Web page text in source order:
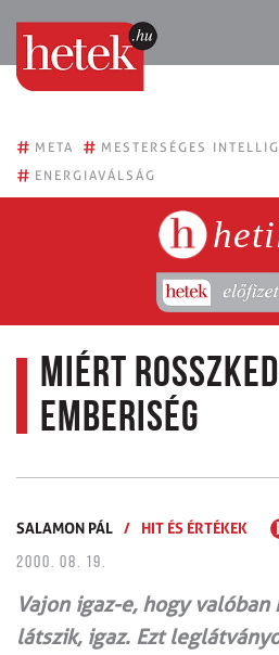
# META # MESTERSÉGES
# ENERGIAVÁLSÁG
Miért
emberiség
SALAMON PÁL / HIT ÉS ÉRTÉKEK
2000. 08. 19.
Vajon igaz-e, hogy valóban
látszik, igaz. Ezt